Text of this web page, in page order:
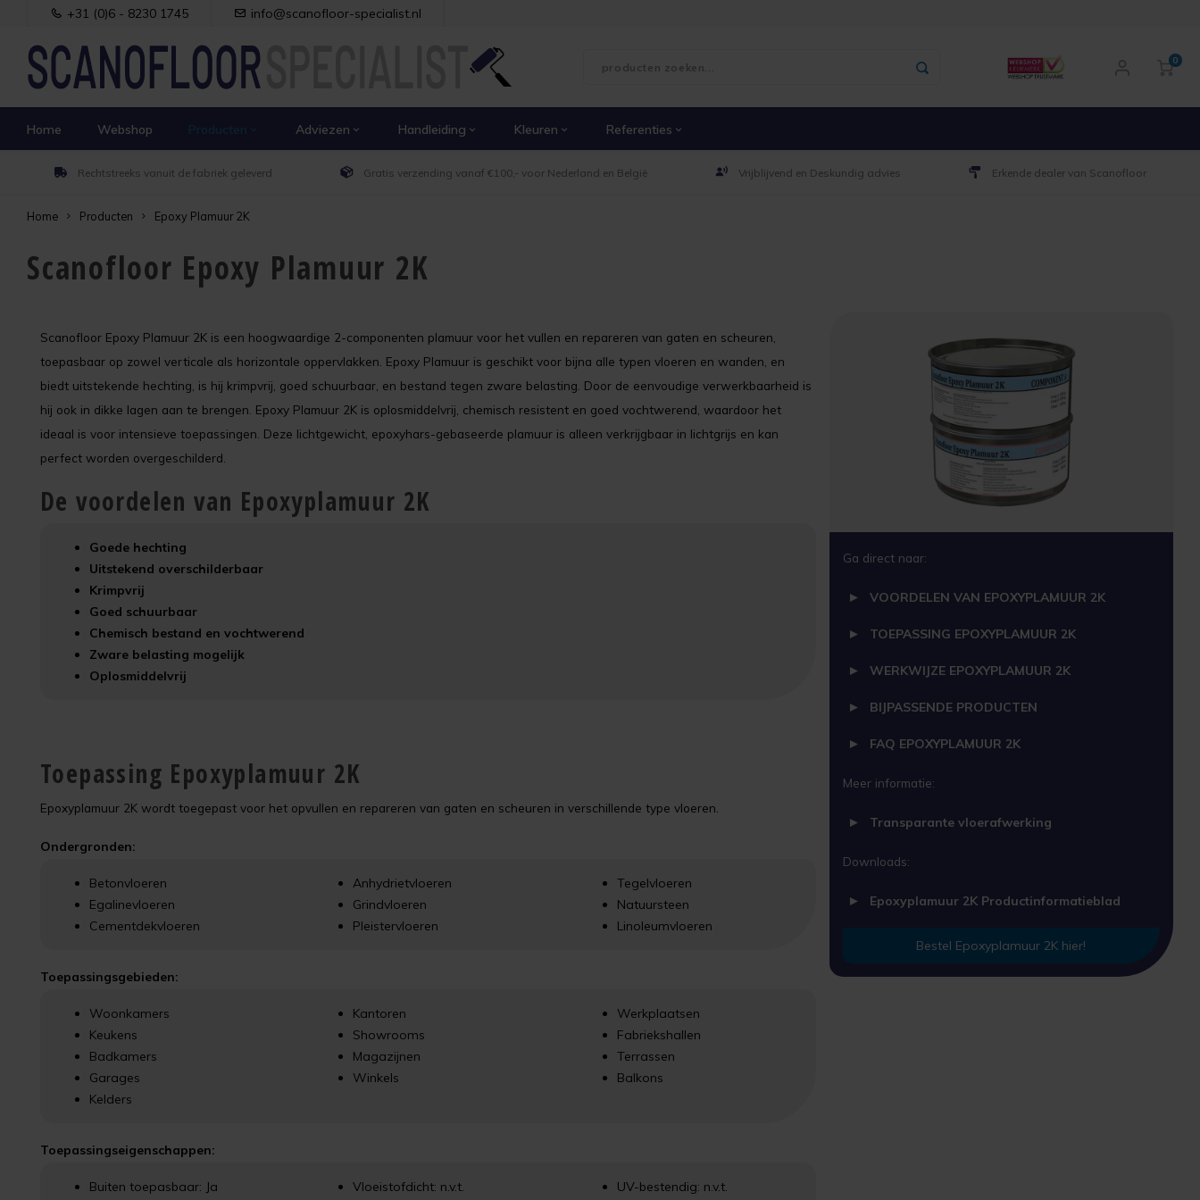
+31 (0)6 - 8230 1745 info@scanofloor-specialist.nl
0
Home Webshop Adviezen Handleiding Kleuren Referenties
Rechtstreeks vanuit de fabriek geleverd Gratis verzending vanaf €100,- voor Nederland en België Vrijblijvend en Deskundig advies Erkende dealer van Scanofloor
Home Producten Epoxy Plamuur 2K
Scanofloor Epoxy Plamuur 2K
Scanofloor Epoxy Plamuur 2K is een hoogwaardige 2-componenten plamuur voor het vullen en repareren van gaten en scheuren,
toepasbaar op zowel verticale als horizontale oppervlakken. Epoxy Plamuur is geschikt voor bijna alle typen vloeren en wanden, en
biedt uitstekende hechting, is hij krimpvrij, goed schuurbaar, en bestand tegen zware belasting. Door de eenvoudige verwerkbaarheid is
hij ook in dikke lagen aan te brengen. Epoxy Plamuur 2K is oplosmiddelvrij, chemisch resistent en goed vochtwerend, waardoor het
ideaal is voor intensieve toepassingen. Deze lichtgewicht, epoxyhars-gebaseerde plamuur is alleen verkrijgbaar in lichtgrijs en kan
perfect worden overgeschilderd.
De voordelen van Epoxyplamuur 2K
Goede hechting
Uitstekend overschilderbaar
Krimpvrij
Goed schuurbaar
Chemisch bestand en vochtwerend
Zware belasting mogelijk
Oplosmiddelvrij
Toepassing Epoxyplamuur 2K
Epoxyplamuur 2K wordt toegepast voor het opvullen en repareren van gaten en scheuren in verschillende type vloeren.
Ondergronden:
Betonvloeren
Egalinevloeren
Cementdekvloeren
Anhydrietvloeren
Grindvloeren
Pleistervloeren
Tegelvloeren
Natuursteen
Linoleumvloeren
Toepassingsgebieden:
Woonkamers
Keukens
Badkamers
Garages
Kelders
Kantoren
Showrooms
Magazijnen
Winkels
Werkplaatsen
Fabriekshallen
Terrassen
Balkons
Toepassingseigenschappen:
Buiten toepasbaar: Ja
Vloeistofdicht: n.v.t.
UV-bestendig: n.v.t.
Ga direct naar:
VOORDELEN VAN EPOXYPLAMUUR 2K
TOEPASSING EPOXYPLAMUUR 2K
WERKWIJZE EPOXYPLAMUUR 2K
BIJPASSENDE PRODUCTEN
FAQ EPOXYPLAMUUR 2K
Meer informatie:
Transparante vloerafwerking
Downloads:
Epoxyplamuur 2K Productinformatieblad
Bestel Epoxyplamuur 2K hier!